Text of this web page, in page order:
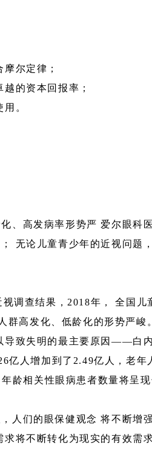
尔定律；
的资本回报率；
。
、高发病率形势严 爱尔眼
无论儿童青少年的近视问
调查结果，2018年， 全国
高发化、低龄化的形势严
致失明的最主要原因——白
人增加到了2.49亿人，老
龄相关性眼病患者数量将呈现
人们的眼保健观念 将不断
将不断转化为现实的有效